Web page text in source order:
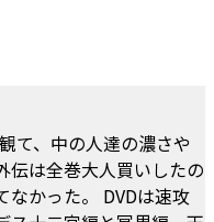
て、中の人達の濃さや
伝は全巻大人買いしたの
なかった。 DVDは速攻